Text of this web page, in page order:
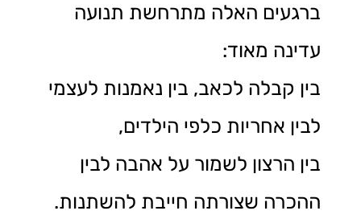
ברגעים האלה מתרחשת תנועה
עדינה מאוד:
בין קבלה לכאב, בין נאמנות לעצמי
לבין אחריות כלפי הילדים,
בין הרצון לשמור על אהבה לבין
ההכרה שצורתה חייבת להשתנות.